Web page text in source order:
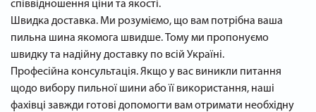
співвідношення ціни та якості.
Швидка доставка. Ми розуміємо, що вам потрібна ваша
пильна шина якомога швидше. Тому ми пропонуємо
швидку та надійну доставку по всій Україні.
Професійна консультація. Якщо у вас виникли питання
щодо вибору пильної шини або її використання, наші
фахівці завжди готові допомогти вам отримати необхідну